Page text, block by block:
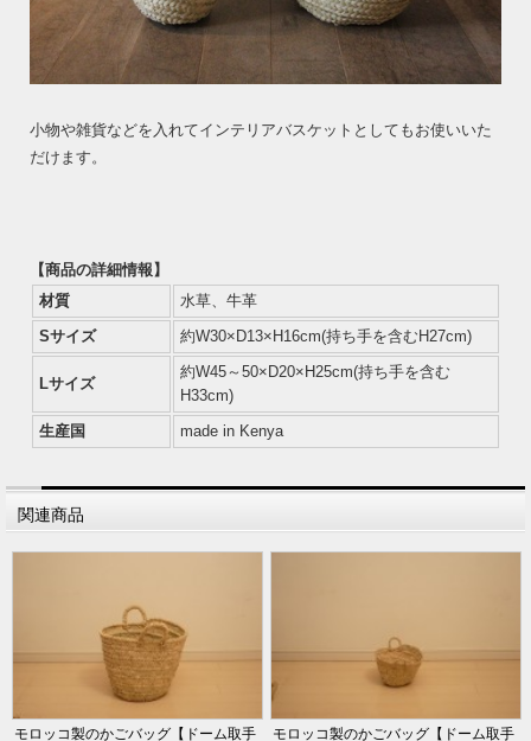
小物や雑貨などを入れてインテリアバスケットとしてもお使いいた
だけます。
【商品の詳細情報】
材質
水草、牛革
Sサイズ
約W30×D13×H16cm(持ち手を含むH27cm)
Lサイズ
約W45～50×D20×H25cm(持ち手を含む
H33cm)
生産国
made in Kenya
関連商品
モロッコ製のかごバッグ【ドーム取手
モロッコ製のかごバッグ【ドーム取手